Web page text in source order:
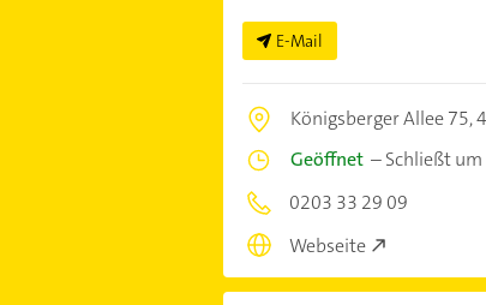
E-Mail
Königsberger Allee 75,
Geöffnet–Schließt
0203 33 29 09
Webseite